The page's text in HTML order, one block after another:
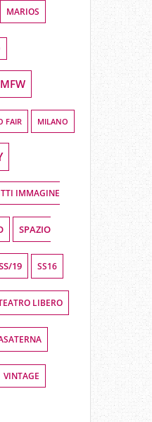
MARIOS
MFW
FAIR MILANO
IMMAGINE
SPAZIO
19 SS16
LIBERO
VINTAGE